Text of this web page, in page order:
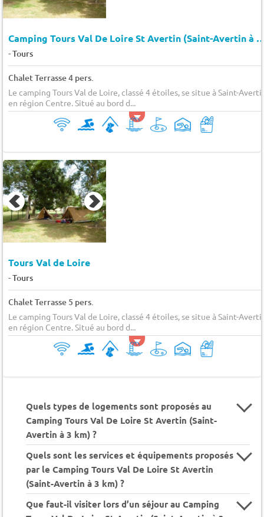
Camping Tours Val De Loire St
-Tours
Chalet Terrasse 4 pers.
Le camping Tours Val de Loire, classé 4 étoiles, se situe à Saint-
en région Centre. Situé au bord d...
Tours Val de Loire
-Tours
Chalet Terrasse 5 pers.
Le camping Tours Val de Loire, classé 4 étoiles, se situe à Saint-
en région Centre. Situé au bord d...
Quels types de logements sont proposés au
Camping Tours Val De Loire St Avertin (Saint-
Avertin à 3 km) ?
Quels sont les services et équipements proposés
par le Camping Tours Val De Loire St Avertin
(Saint-Avertin à 3 km) ?
Que faut-il visiter lors d’un séjour au Camping